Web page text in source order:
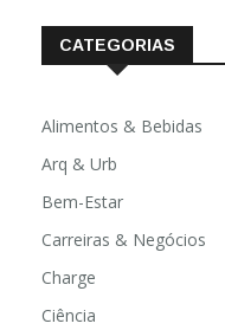
CATEGORIAS
Alimentos & Bebidas
Arq & Urb
Bem-Estar
Carreiras & Negócios
Charge
Ciência